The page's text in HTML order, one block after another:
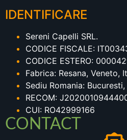
IDENTIFICARE
Sereni Capelli SRL.
CODICE FISCALE:
CODICE ESTERO:
Fabrica: Resana, Veneto,
Sediu Romania:
RECOM:
CUI: RO42999166
CONTACT